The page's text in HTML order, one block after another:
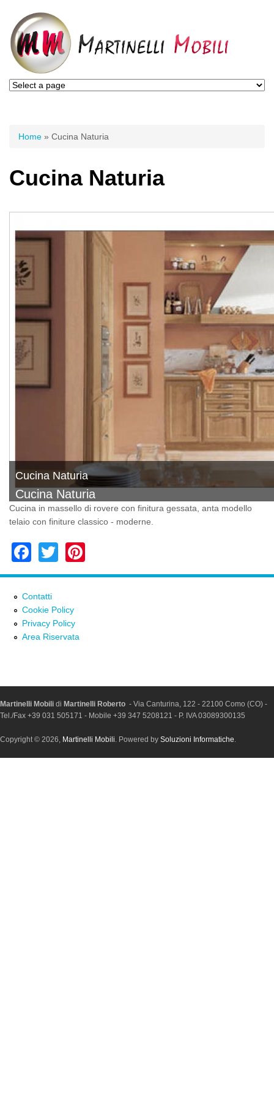
Tu sei qui
Home » Cucina Naturia
Cucina Naturia
Cucina Naturia
Cucina Naturia
Cucina in massello di rovere con finitura gessata, anta modello
telaio con finiture classico - moderne.
Facebook
Twitter
Contatti
Cookie Policy
Privacy Policy
Area Riservata
Martinelli Mobili di Martinelli Roberto - Via Canturina, 122 - 22100 Como (CO) -
Tel./Fax +39 031 505171 - Mobile +39 347 5208121 - P. IVA 03089300135
Copyright © 2026, Martinelli Mobili . Powered by Soluzioni Informatiche